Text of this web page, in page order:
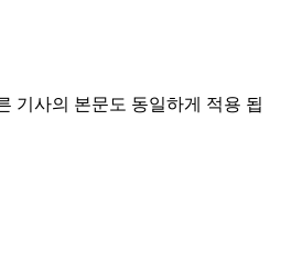
기사의 본문도 동일하게 적용 됩